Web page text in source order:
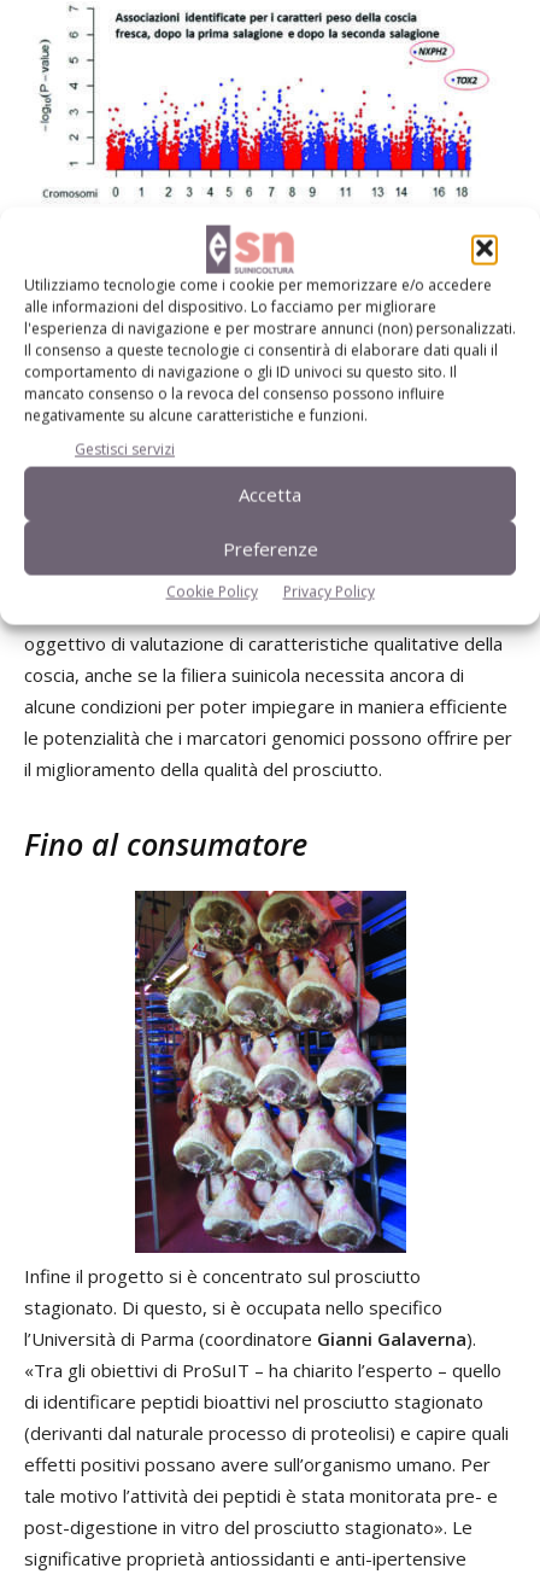
Utilizziamo tecnologie come i cookie per memorizzare e/o accedere
alle informazioni del dispositivo. Lo facciamo per migliorare
l'esperienza di navigazione e per mostrare annunci (non) personalizzati.
Il consenso a queste tecnologie ci consentirà di elaborare dati quali il
comportamento di navigazione o gli ID univoci su questo sito. Il
mancato consenso o la revoca del consenso possono influire
negativamente su alcune caratteristiche e funzioni.
Gestisci servizi
Accetta
Preferenze
Cookie Policy Privacy Policy
Fig. 3 - Alcuni risultati dello studio di associazione tra i caratteri di qualità della coscia
(rappresentati come punti colorati in blu e rosso) sui cromosomi suini, mentre le
ordinate riportano i livelli di significatività dell’associazione
Nel complesso, i dati ottenuti consentono di indicare la
oggettivo di valutazione di caratteristiche qualitative della
coscia, anche se la filiera suinicola necessita ancora di
alcune condizioni per poter impiegare in maniera efficiente
le potenzialità che i marcatori genomici possono offrire per
il miglioramento della qualità del prosciutto.
Fino al consumatore
Infine il progetto si è concentrato sul prosciutto
stagionato. Di questo, si è occupata nello specifico
l’Università di Parma (coordinatore Gianni Galaverna).
«Tra gli obiettivi di ProSuIT – ha chiarito l’esperto – quello
di identificare peptidi bioattivi nel prosciutto stagionato
(derivanti dal naturale processo di proteolisi) e capire quali
effetti positivi possano avere sull’organismo umano. Per
tale motivo l’attività dei peptidi è stata monitorata pre- e
post-digestione in vitro del prosciutto stagionato». Le
significative proprietà antiossidanti e anti-ipertensive